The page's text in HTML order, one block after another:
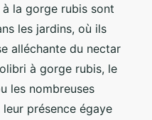
la gorge rubis sont
les jardins, où ils
alléchante du nectar
à gorge rubis, le
les nombreuses
présence égaye